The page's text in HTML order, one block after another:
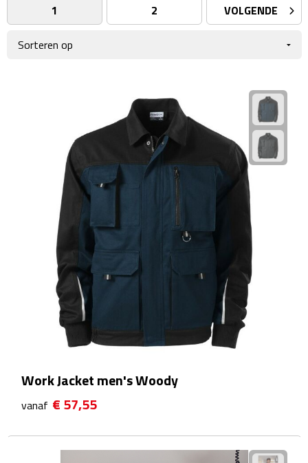
Business trolleys
Documententassen
Laptophoezen & -tassen
Tablettassen
Reistassen & Trolleys
Reistassen
Trolleys
Reistas trolleys
Reistassensets
Weekendtassen
Duffeltassen
Toilettassen
Giftcards
Wellness Giftsets
1 2 VOLGENDE
Work Jacket men's Woody
vanaf € 57,55